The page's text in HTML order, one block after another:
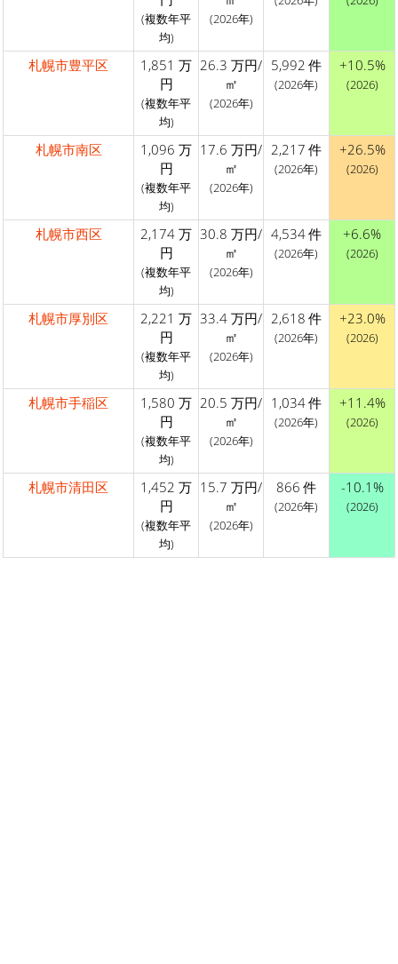
(複数年平
均)
(2026年)
札幌市豊平区
1,851 万
円
(複数年平
均)
26.3 万円/
㎡
(2026年)
5,992 件
(2026年)
+10.5%
(2026)
札幌市南区
1,096 万
円
(複数年平
均)
17.6 万円/
㎡
(2026年)
2,217 件
(2026年)
+26.5%
(2026)
札幌市西区
2,174 万
円
(複数年平
均)
30.8 万円/
㎡
(2026年)
4,534 件
(2026年)
+6.6%
(2026)
札幌市厚別区
2,221 万
円
(複数年平
均)
33.4 万円/
㎡
(2026年)
2,618 件
(2026年)
+23.0%
(2026)
札幌市手稲区
1,580 万
円
(複数年平
均)
20.5 万円/
㎡
(2026年)
1,034 件
(2026年)
+11.4%
(2026)
札幌市清田区
1,452 万
円
(複数年平
均)
15.7 万円/
㎡
(2026年)
866 件
(2026年)
-10.1%
(2026)